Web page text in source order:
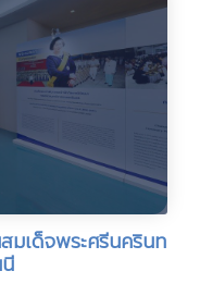
มเด็จพระศรีนครินท